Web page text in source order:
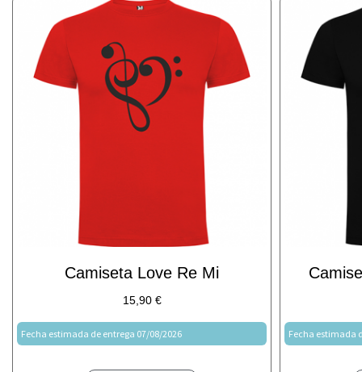
Camiseta Love Re Mi
15,90 €
Fecha estimada de entrega 07/08/2026 Fecha estimada